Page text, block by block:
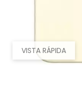
VISTA RÁPIDA